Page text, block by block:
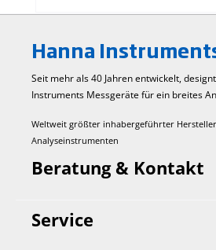
Hanna
Seit mehr als 40 Jahren entwickelt,
Instruments Mess­geräte für ein breites
Weltweit größter inhabergeführter
Analyseinstrumenten
Beratung & Kontakt
Service